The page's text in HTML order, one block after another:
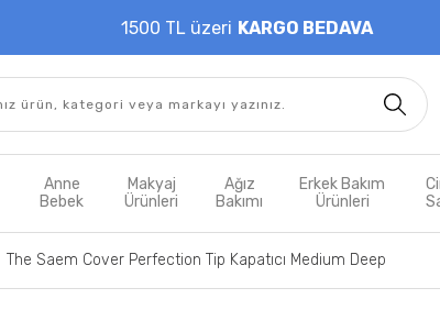
1500 TL üzeri KARGO BEDAVA
Anne
Bebek
Makyaj
Ürünleri
Ağız
Bakımı
Erkek Bakım
Ürünleri
The Saem Cover Perfection Tip Kapatıcı Medium Deep